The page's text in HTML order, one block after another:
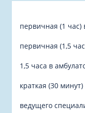
первичная (1 час)
первичная (1,5
1,5 часа в
краткая (30
ведущего